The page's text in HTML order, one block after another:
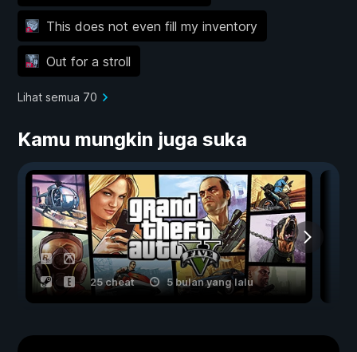
This does not even fill my inventory
Out for a stroll
Lihat semua 70
Kamu mungkin juga suka
25 cheat 5 bulan yang lalu